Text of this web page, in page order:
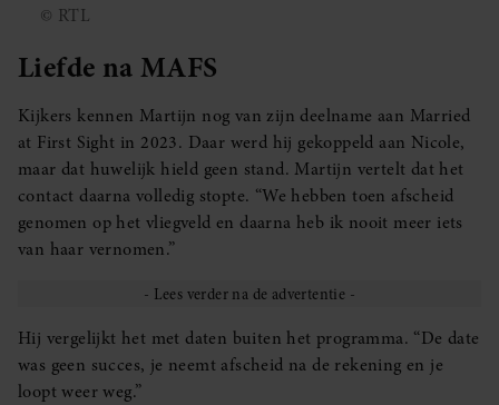
© RTL
Liefde na MAFS
Kijkers kennen Martijn nog van zijn deelname aan Married
at First Sight in 2023. Daar werd hij gekoppeld aan Nicole,
maar dat huwelijk hield geen stand. Martijn vertelt dat het
contact daarna volledig stopte. “We hebben toen afscheid
genomen op het vliegveld en daarna heb ik nooit meer iets
van haar vernomen.”
Hij vergelijkt het met daten buiten het programma. “De date
was geen succes, je neemt afscheid na de rekening en je
loopt weer weg.”